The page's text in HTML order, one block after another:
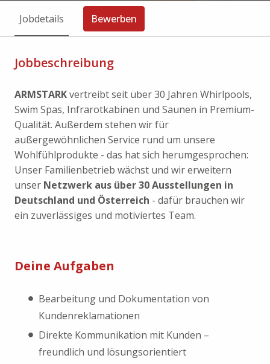
Jobdetails Bewerben
Jobbeschreibung
ARMSTARKvertreibt seit über 30 Jahren Whirlpools,
Swim Spas, Infrarotkabinen und Saunen in Premium-
Qualität. Außerdem stehen wir für
außergewöhnlichen Service rund um unsere
Wohlfühlprodukte - das hat sich herumgesprochen:
Unser Familienbetrieb wächst und wir erweitern
unser Netzwerk aus über 30 Ausstellungen in
Deutschland und Österreich - dafür brauchen wir
ein zuverlässiges und motiviertes Team.
Deine Aufgaben
Bearbeitung und Dokumentation von
Kundenreklamationen
Direkte Kommunikation mit Kunden –
freundlich und lösungsorientiert